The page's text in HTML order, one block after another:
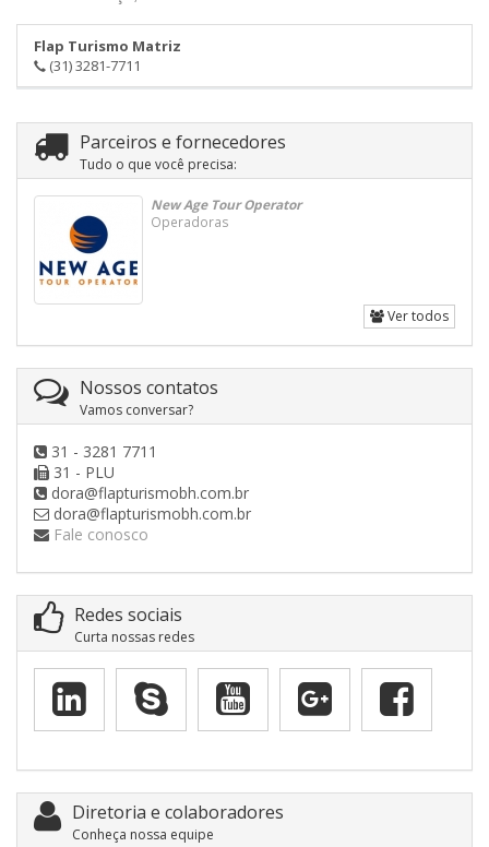
Flap Turismo Matriz
(31) 3281-7711
Parceiros e fornecedores
Tudo o que você precisa:
New Age Tour Operator
Operadoras
Ver todos
Nossos contatos
Vamos conversar?
31 - 3281 7711
31 - PLU
dora@flapturismobh.com.br
dora@flapturismobh.com.br
Fale conosco
Redes sociais
Curta nossas redes
Diretoria e colaboradores
Conheça nossa equipe